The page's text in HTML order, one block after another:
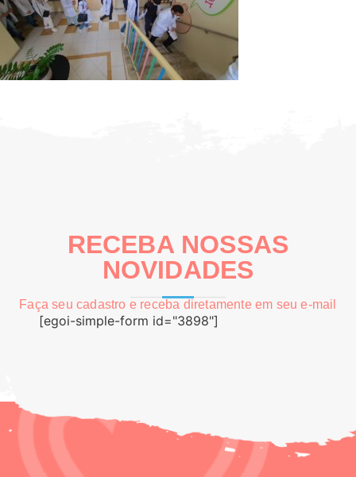
RECEBA NOSSAS
NOVIDADES
Faça seu cadastro e receba diretamente em seu e-mail
[egoi-simple-form id="3898"]